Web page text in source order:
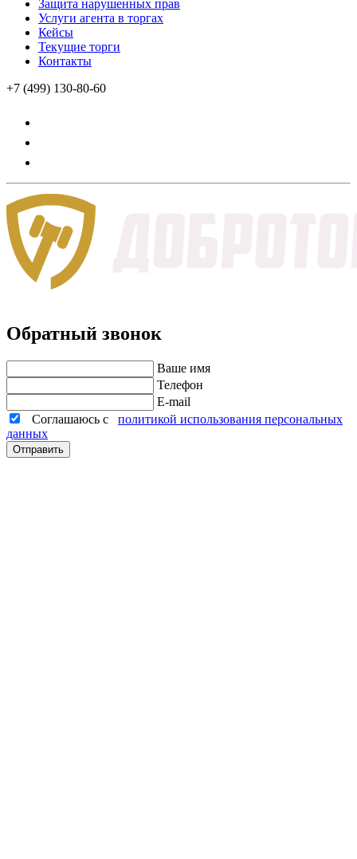
Защита нарушенных прав
Услуги агента в торгах
Кейсы
Текущие торги
Контакты
+7 (499) 130-80-60
Обратный звонок
Ваше имя
Телефон
E-mail
Соглашаюсь с политикой использования персональных
данных
Отправить